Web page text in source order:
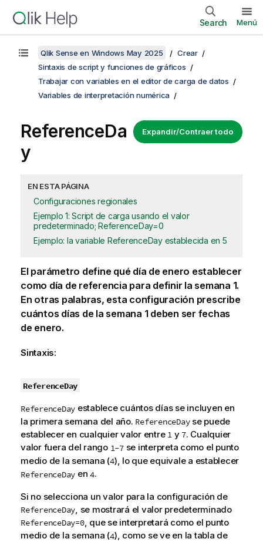
Search Menú
Qlik Sense en Windows May 2025
Crear
Sintaxis de script y funciones de gráficos
Trabajar con variables en el editor de carga de datos
Variables de interpretación numérica
Expandir/Contraer todo
ReferenceDa
y
EN ESTA PÁGINA
Configuraciones regionales
Ejemplo 1: Script de carga usando el valor
predeterminado; ReferenceDay=0
Ejemplo: la variable ReferenceDay establecida en 5
El parámetro define qué día de enero establecer
como día de referencia para definir la semana 1.
En otras palabras, esta configuración prescribe
cuántos días de la semana 1 deben ser fechas
de enero.
Sintaxis:
ReferenceDay
ReferenceDay establece cuántos días se incluyen en
la primera semana del año. ReferenceDayse puede
establecer en cualquier valor entre 1y 7. Cualquier
valor fuera del rango 1-7se interpreta como el punto
medio de la semana (4), lo que equivale a establecer
ReferenceDay en 4.
Si no selecciona un valor para la configuración de
ReferenceDay , se mostrará el valor predeterminado
ReferenceDay=0, que se interpretará como el punto
medio de la semana (4), como se ve en la tabla de